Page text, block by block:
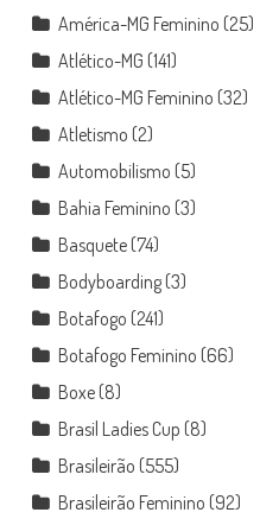
América-MG Feminino (25)
Atlético-MG (141)
Atlético-MG Feminino (32)
Atletismo (2)
Automobilismo (5)
Bahia Feminino (3)
Basquete(74)
Bodyboarding(3)
Botafogo (241)
Botafogo Feminino (66)
Boxe(8)
Brasil Ladies Cup (8)
Brasileirão (555)
Brasileirão Feminino (92)